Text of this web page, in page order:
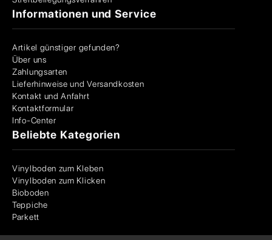
Informationen und Service
Artikel günstiger gefunden?
Über uns
Zahlungsarten
Lieferhinweise und Versandkosten
Kontakt und Anfahrt
Kontaktformular
Info-Center
Beliebte Kategorien
Vinylboden zum Kleben
Vinylboden zum Klicken
Bioboden
Teppiche
Parkett